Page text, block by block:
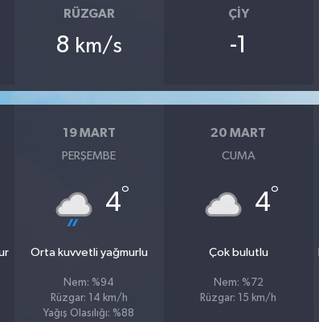
RÜZGAR
8 km/s
ÇIY
-1
19 MART
PERŞEMBE
4°
Orta kuvvetli yağmurlu
Nem: %94
Rüzgar: 14 km/h
Yağış Olasılığı: %88
20 MART
CUMA
4°
Çok bulutlu
Nem: %72
Rüzgar: 15 km/h